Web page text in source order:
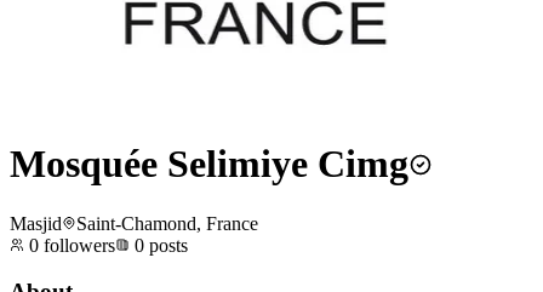
Mosquée Selimiye Cimg
Masjid
Saint-Chamond, France
0 followers 0 posts